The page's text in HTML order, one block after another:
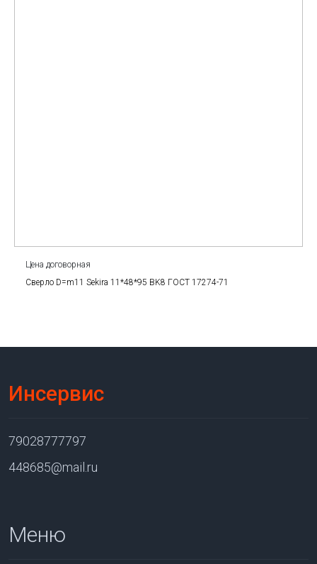
Цена договорная
Сверло D=m11 Sekira 11*48*95 BK8 ГОСТ 17274-71
Инсервис
79028777797
448685@mail.ru
Меню